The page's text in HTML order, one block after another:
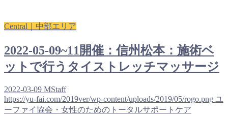
Central｜中部エリア
2022-05-09~11開催：信州松本：施術ベ
ットで行うタイストレッチマッサージ
2022-03-09 MStaff
https://yu-fai.com/2019ver/wp-content/uploads/2019/05/rogo.png ユ
ーファイ協会・女性のためのトータルサポートケア